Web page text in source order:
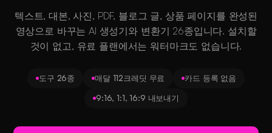
텍스트, 대본, 사진, PDF, 블로그 글, 상품 페이지를 완성된
영상으로 바꾸는 AI 생성기와 변환기 26종입니다. 설치할
것이 없고, 유료 플랜에서는 워터마크도 없습니다.
도구 26종 매달 112크레딧 무료 카드 등록 없음
9:16, 1:1, 16:9 내보내기